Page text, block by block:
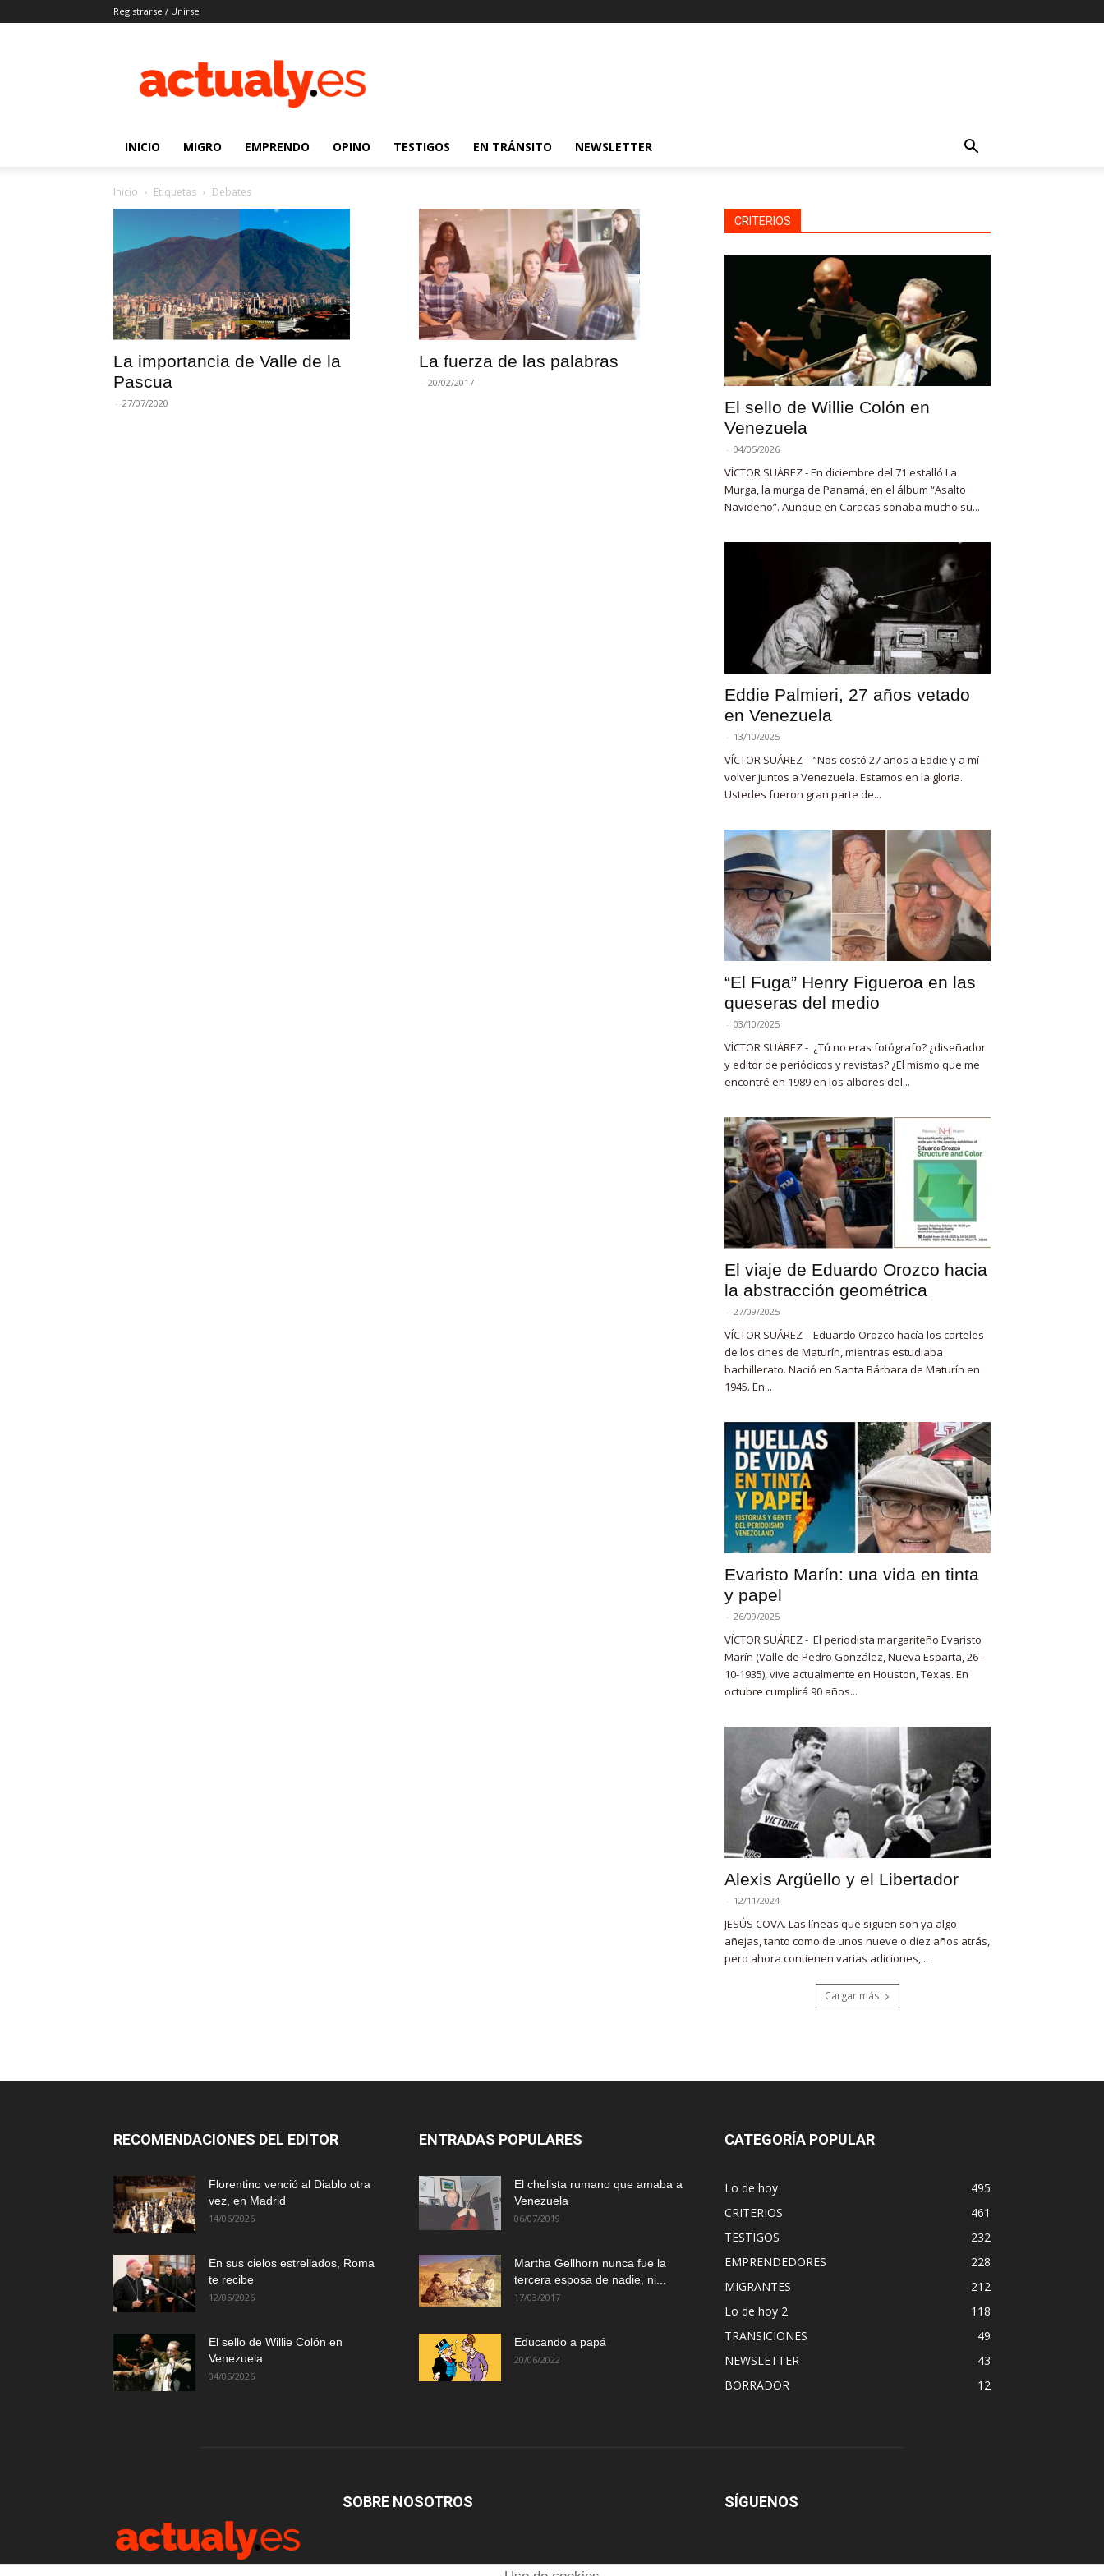
Registrarse / Unirse
|
Noticias
venezolanos
INICIO MIGRO EMPRENDO OPINO TESTIGOS EN TRÁNSITO NEWSLETTER
Inicio Etiquetas Debates
La importancia de Valle de la
Pascua
- 27/07/2020
La fuerza de las palabras
- 20/02/2017
CRITERIOS
El sello de Willie Colón en
Venezuela
- 04/05/2026
VÍCTOR SUÁREZ - En diciembre del 71 estalló La
Murga, la murga de Panamá, en el álbum “Asalto
Navideño”. Aunque en Caracas sonaba mucho su...
Eddie Palmieri, 27 años vetado
en Venezuela
- 13/10/2025
VÍCTOR SUÁREZ - “Nos costó 27 años a Eddie y a mí
volver juntos a Venezuela. Estamos en la gloria.
Ustedes fueron gran parte de...
“El Fuga” Henry Figueroa en las
queseras del medio
- 03/10/2025
VÍCTOR SUÁREZ - ¿Tú no eras fotógrafo? ¿diseñador
y editor de periódicos y revistas? ¿El mismo que me
encontré en 1989 en los albores del...
El viaje de Eduardo Orozco hacia
la abstracción geométrica
- 27/09/2025
VÍCTOR SUÁREZ - Eduardo Orozco hacía los carteles
de los cines de Maturín, mientras estudiaba
bachillerato. Nació en Santa Bárbara de Maturín en
1945. En...
Evaristo Marín: una vida en tinta
y papel
- 26/09/2025
VÍCTOR SUÁREZ - El periodista margariteño Evaristo
Marín (Valle de Pedro González, Nueva Esparta, 26-
10-1935), vive actualmente en Houston, Texas. En
octubre cumplirá 90 años...
Alexis Argüello y el Libertador
- 12/11/2024
JESÚS COVA. Las líneas que siguen son ya algo
añejas, tanto como de unos nueve o diez años atrás,
pero ahora contienen varias adiciones,...
Cargar más
RECOMENDACIONES DEL EDITOR
Florentino venció al Diablo otra
vez, en Madrid
14/06/2026
En sus cielos estrellados, Roma
te recibe
12/05/2026
El sello de Willie Colón en
Venezuela
04/05/2026
ENTRADAS POPULARES
El chelista rumano que amaba a
Venezuela
06/07/2019
Martha Gellhorn nunca fue la
tercera esposa de nadie, ni...
17/03/2017
Educando a papá
20/06/2022
CATEGORÍA POPULAR
Lo de hoy
495
CRITERIOS
461
TESTIGOS
232
EMPRENDEDORES
228
MIGRANTES
212
Lo de hoy 2
118
TRANSICIONES
49
NEWSLETTER
43
BORRADOR
12
SOBRE NOSOTROS SÍGUENOS